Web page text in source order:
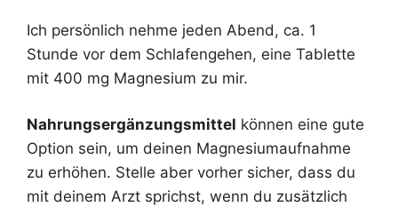
Ich persönlich nehme jeden Abend, ca. 1
Stunde vor dem Schlafengehen, eine Tablette
mit 400 mg Magnesium zu mir.
Nahrungsergänzungsmittel können eine gute
Option sein, um deinen Magnesiumaufnahme
zu erhöhen. Stelle aber vorher sicher, dass du
mit deinem Arzt sprichst, wenn du zusätzlich